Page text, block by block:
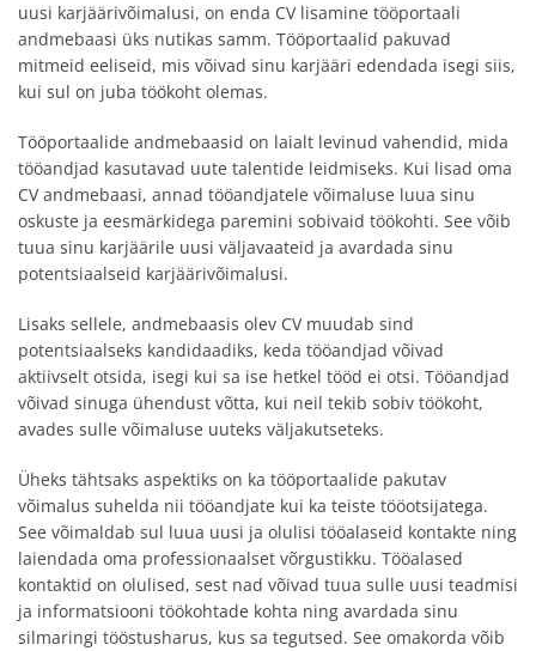
uusi karjäärivõimalusi, on enda CV lisamine tööportaali
andmebaasi üks nutikas samm. Tööportaalid pakuvad
mitmeid eeliseid, mis võivad sinu karjääri edendada isegi siis,
kui sul on juba töökoht olemas.
Tööportaalide andmebaasid on laialt levinud vahendid, mida
tööandjad kasutavad uute talentide leidmiseks. Kui lisad oma
CV andmebaasi, annad tööandjatele võimaluse luua sinu
oskuste ja eesmärkidega paremini sobivaid töökohti. See võib
tuua sinu karjäärile uusi väljavaateid ja avardada sinu
potentsiaalseid karjäärivõimalusi.
Lisaks sellele, andmebaasis olev CV muudab sind
potentsiaalseks kandidaadiks, keda tööandjad võivad
aktiivselt otsida, isegi kui sa ise hetkel tööd ei otsi. Tööandjad
võivad sinuga ühendust võtta, kui neil tekib sobiv töökoht,
avades sulle võimaluse uuteks väljakutseteks.
Üheks tähtsaks aspektiks on ka tööportaalide pakutav
võimalus suhelda nii tööandjate kui ka teiste tööotsijatega.
See võimaldab sul luua uusi ja olulisi tööalaseid kontakte ning
laiendada oma professionaalset võrgustikku. Tööalased
kontaktid on olulised, sest nad võivad tuua sulle uusi teadmisi
ja informatsiooni töökohtade kohta ning avardada sinu
silmaringi tööstusharus, kus sa tegutsed. See omakorda võib